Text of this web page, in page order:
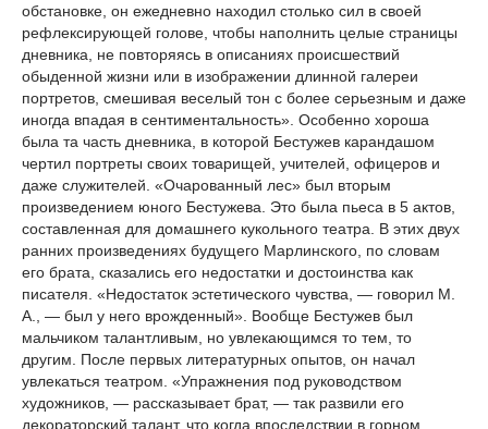
обстановке, он ежедневно находил столько сил в своей
рефлексирующей голове, чтобы наполнить целые страницы
дневника, не повторяясь в описаниях происшествий
обыденной жизни или в изображении длинной галереи
портретов, смешивая веселый тон с более серьезным и даже
иногда впадая в сентиментальность». Особенно хороша
была та часть дневника, в которой Бестужев карандашом
чертил портреты своих товарищей, учителей, офицеров и
даже служителей. «Очарованный лес» был вторым
произведением юного Бестужева. Это была пьеса в 5 актов,
составленная для домашнего кукольного театра. В этих двух
ранних произведениях будущего Марлинского, по словам
его брата, сказались его недостатки и достоинства как
писателя. «Недостаток эстетического чувства, — говорил М.
А., — был у него врожденный». Вообще Бестужев был
мальчиком талантливым, но увлекающимся то тем, то
другим. После первых литературных опытов, он начал
увлекаться театром. «Упражнения под руководством
художников, — рассказывает брат, — так развили его
декораторский талант, что когда впоследствии в горном